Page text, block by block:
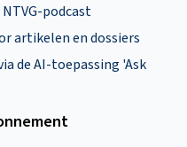
podcast
artikelen en dossiers
de AI-toepassing 'Ask